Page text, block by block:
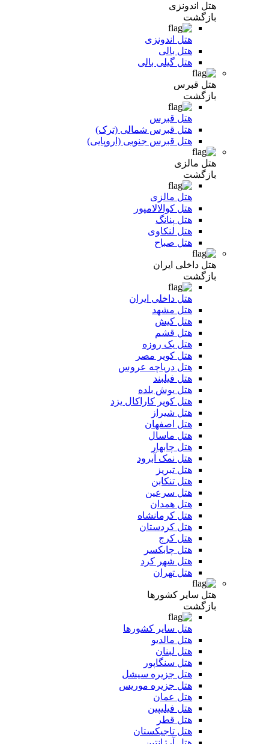
هتل اندونزی
بازگشت
هتل اندونزی
هتل بالی
هتل گیلی بالی
هتل قبرس
بازگشت
هتل قبرس
هتل قبرس شمالی (ترک)
هتل قبرس جنوبی (اروپایی)
هتل مالزی
بازگشت
هتل مالزی
هتل کوالالامپور
هتل پنانگ
هتل لنکاوی
هتل صباح
هتل داخلی ایران
بازگشت
هتل داخلی ایران
هتل مشهد
هتل کیش
هتل قشم
هتل یک روزه
هتل کویر مصر
هتل دریاچه عروس
هتل فیلبند
هتل یوش بلده
هتل کویر کاراکال یزد
هتل شیراز
هتل اصفهان
هتل ماسال
هتل چابهار
هتل نمک آبرود
هتل تبریز
هتل تنکابن
هتل سرعین
هتل همدان
هتل کرمانشاه
هتل کردستان
هتل کرج
هتل چابکسر
هتل شهر کرد
هتل تهران
هتل سایر کشورها
بازگشت
هتل سایر کشورها
هتل مالدیو
هتل لبنان
هتل سنگاپور
هتل جزیره سیشل
هتل جزیره موریس
هتل عمان
هتل فیلیپین
هتل قطر
هتل تاجیکستان